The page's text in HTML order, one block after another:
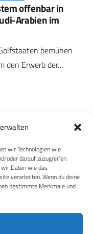
wir Technologien wie
oder darauf zuzugreifen.
Daten wie das
verarbeiten. Wenn du deine
bestimmte Merkmale und
offenbar in
Arabien im
bemühen
den Erwerb der…
Special Operations
hat seinen…